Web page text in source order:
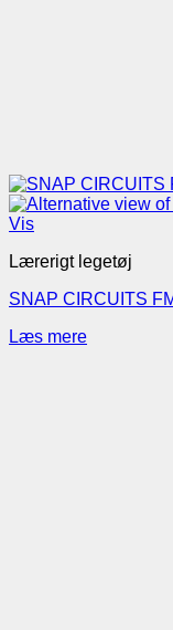
Vis
Lærerigt legetøj
SNAP CIRCUITS
Læs mere